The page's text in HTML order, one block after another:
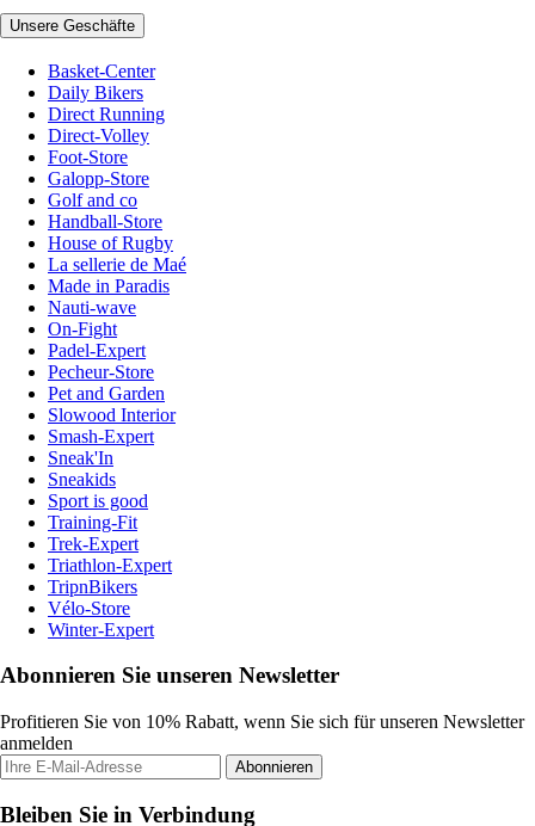
Unsere Geschäfte
Basket-Center
Daily Bikers
Direct Running
Direct-Volley
Foot-Store
Galopp-Store
Golf and co
Handball-Store
House of Rugby
La sellerie de Maé
Made in Paradis
Nauti-wave
On-Fight
Padel-Expert
Pecheur-Store
Pet and Garden
Slowood Interior
Smash-Expert
Sneak'In
Sneakids
Sport is good
Training-Fit
Trek-Expert
Triathlon-Expert
TripnBikers
Vélo-Store
Winter-Expert
Abonnieren Sie unseren Newsletter
Profitieren Sie von 10% Rabatt, wenn Sie sich für unseren Newsletter
anmelden
Abonnieren
Bleiben Sie in Verbindung